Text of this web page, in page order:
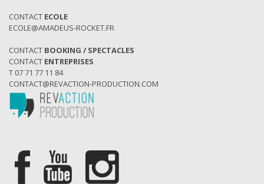
CONTACT ECOLE
ECOLE@AMADEUS-ROCKET.FR
CONTACT BOOKING / SPECTACLES
CONTACT ENTREPRISES
T 07 71 77 11 84
CONTACT@REVACTION-PRODUCTION.COM